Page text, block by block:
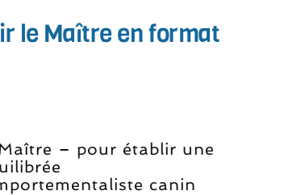
le Maître en format
– pour établir une
canin